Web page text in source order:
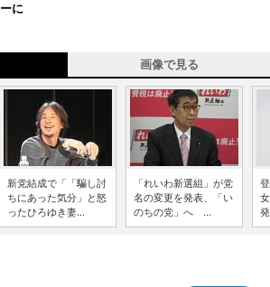
に
画像で見る
新党結成で「「騙し討
ちにあった気分」と怒
ったひろゆき妻...
「れいわ新選組」が党
名の変更を発表、「い
のちの党」へ ...